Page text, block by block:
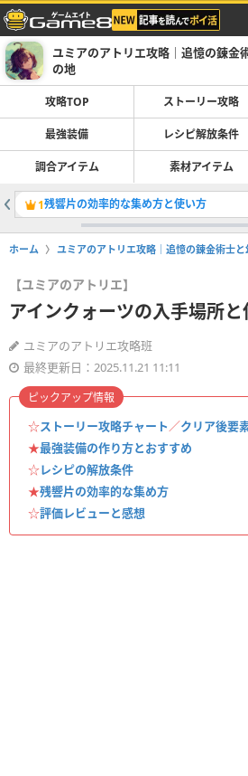
ユミアのアトリエ攻略｜追憶の錬金
の地
攻略TOP ストーリー攻略
最強装備 レシピ解放条件
調合アイテム 素材アイテム
1残響片の効率的な集め方と使い方
ホーム ユミアのアトリエ攻略｜追憶の錬金術士
【ユミアのアトリエ】
アインクォーツの入手場所
ユミアのアトリエ攻略班
最終更新日：2025.11.21 11:11
☆ストーリー攻略チャート／クリア後要
★最強装備の作り方とおすすめ
☆レシピの解放条件
★残響片の効率的な集め方
☆評価レビューと感想
ピックアップ情報